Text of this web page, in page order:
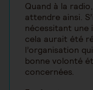
Quand à la
attendre ainsi.
nécessitant une
cela aurait été
l’organisation
bonne volonté
concernées.